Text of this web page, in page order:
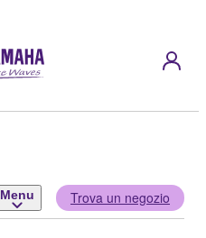
Menu Trova un negozio